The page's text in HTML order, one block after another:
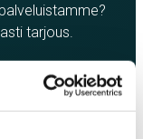
tarjous.